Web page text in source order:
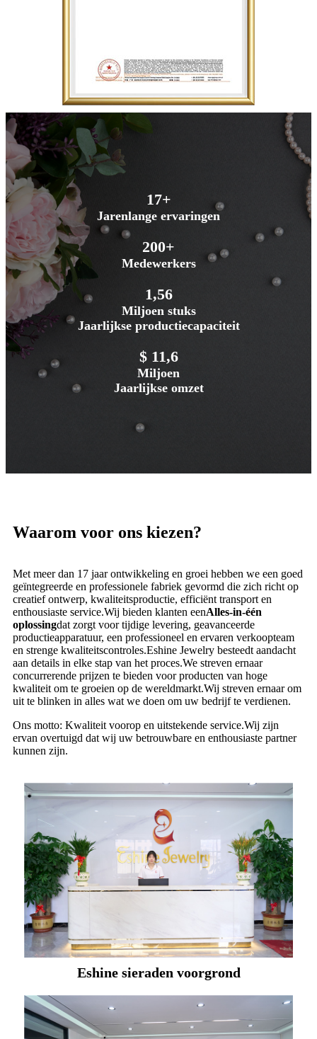
17+
Jarenlange ervaringen
200+
Medewerkers
1,56
Miljoen stuks
Jaarlijkse productiecapaciteit
$ 11,6
Miljoen
Jaarlijkse omzet
Waarom voor ons kiezen?
Met meer dan 17 jaar ontwikkeling en groei hebben we een goed
geïntegreerde en professionele fabriek gevormd die zich richt op
creatief ontwerp, kwaliteitsproductie, efficiënt transport en
enthousiaste service.Wij bieden klanten eenAlles-in-één
oplossingdat zorgt voor tijdige levering, geavanceerde
productieapparatuur, een professioneel en ervaren verkoopteam
en strenge kwaliteitscontroles.Eshine Jewelry besteedt aandacht
aan details in elke stap van het proces.We streven ernaar
concurrerende prijzen te bieden voor producten van hoge
kwaliteit om te groeien op de wereldmarkt.Wij streven ernaar om
uit te blinken in alles wat we doen om uw bedrijf te verdienen.
Ons motto: Kwaliteit voorop en uitstekende service.Wij zijn
ervan overtuigd dat wij uw betrouwbare en enthousiaste partner
kunnen zijn.
Eshine sieraden voorgrond